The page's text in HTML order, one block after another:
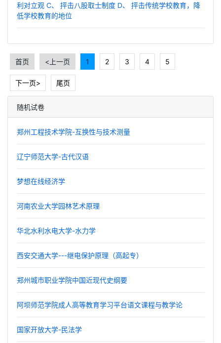
利对立观 C、 抨击八股取士制度 D、 抨击传统学校教育，降
低学校教育的地位
首页 <上一页 1 2 3 4 5
下一页> 尾页
随机试卷
郑州工程技术学院-互换性与技术测量
辽宁师范大学-古代汉语
梦想在线经济学
河南农业大学园林艺术原理
华北水利水电大学-水力学
西安交通大学---继电保护原理（高起专）
郑州城市职业学院中国近现代史纲要
阿坝师范学院成人高等教育学习平台语文课程与教学论
国家开放大学-民法学